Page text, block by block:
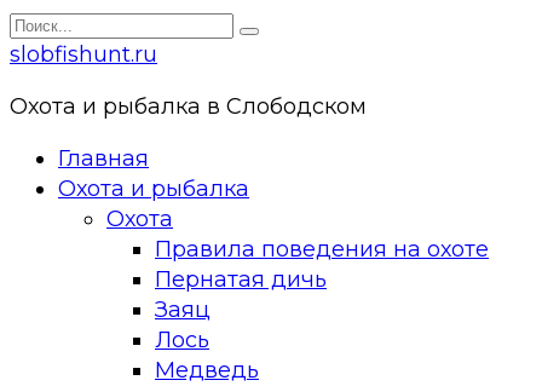
Перейти
к
Search
for:
slobfishunt.ru
Охота и рыбалка в Слободском
Главная
Охота и рыбалка
Охота
Правила поведения на охоте
Пернатая дичь
Заяц
Лось
Медведь